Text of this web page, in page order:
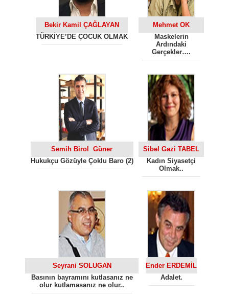
Bekir Kamil ÇAĞLAYAN
TÜRKİYE’DE ÇOCUK OLMAK
Mehmet OK
Maskelerin
Ardındaki
Gerçekler….
Semih Birol Güner
Hukukçu Gözüyle Çoklu Baro (2)
Sibel Gazi TABEL
Kadın Siyasetçi
Olmak..
Seyrani SOLUGAN
Basının bayramını kutlasanız ne
olur kutlamasanız ne olur..
Ender ERDEMİL
Adalet.